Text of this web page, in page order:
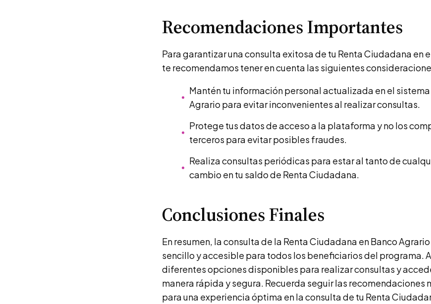
Recomendaciones Importantes
Para garantizar una consulta exitosa de tu Renta Ciudadana en
te recomendamos tener en cuenta las siguientes
Mantén tu información personal actualizada en el
Agrario para evitar inconvenientes al realizar consultas.
Protege tus datos de acceso a la plataforma y no los
terceros para evitar posibles fraudes.
Realiza consultas periódicas para estar al tanto de
cambio en tu saldo de Renta Ciudadana.
Conclusiones Finales
En resumen, la consulta de la Renta Ciudadana en Banco
sencillo y accesible para todos los beneficiarios del programa.
diferentes opciones disponibles para realizar consultas y
manera rápida y segura. Recuerda seguir las recomendaciones
para una experiencia óptima en la consulta de tu Renta